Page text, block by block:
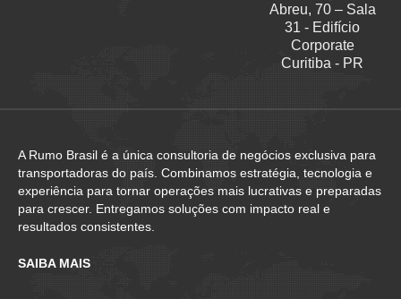
Abreu, 70 – Sala
31 - Edifício
Corporate
Curitiba - PR
A Rumo Brasil é a única consultoria de negócios exclusiva para
transportadoras do país. Combinamos estratégia, tecnologia e
experiência para tornar operações mais lucrativas e preparadas
para crescer. Entregamos soluções com impacto real e
resultados consistentes.
SAIBA MAIS